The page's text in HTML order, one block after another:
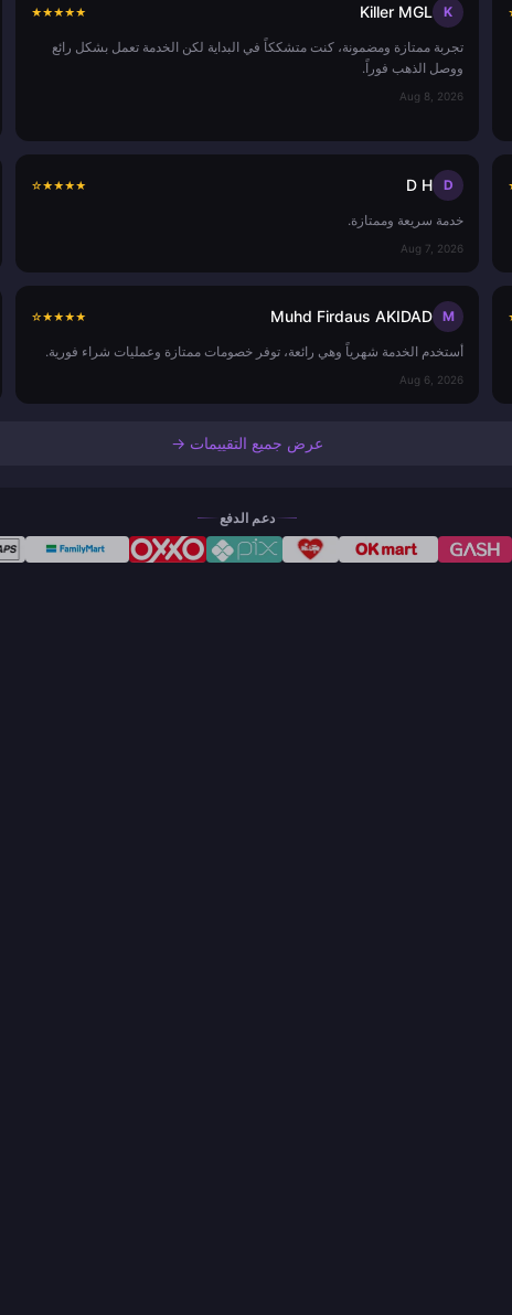
K
Killer MGL
★
★
★
★
★
تجربة ممتازة ومضمونة، كنت متشككاً في البداية لكن الخدمة تعمل بشكل رائع
ووصل الذهب فوراً.
Aug 8, 2026
D
D H
★
★
★
★
☆
خدمة سريعة وممتازة.
Aug 7, 2026
M
Muhd Firdaus AKIDAD
★
★
★
★
☆
أستخدم الخدمة شهرياً وهي رائعة، توفر خصومات ممتازة وعمليات شراء فورية.
Aug 6, 2026
عرض جميع التقييمات →
دعم الدفع